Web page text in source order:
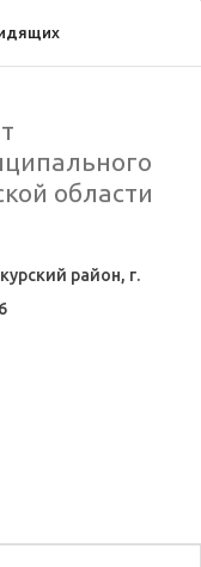
области
район, г.